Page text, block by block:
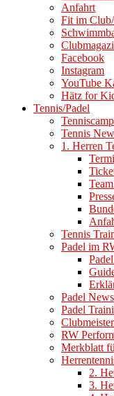
Anfahrt
Fit im
Facebook
Instagram
YouTube
Hätz for
Tennis/Padel
Tennis
1. Herren
Tennis
Padel im
Padel News
Padel
RW
Merkblatt
2.
3.